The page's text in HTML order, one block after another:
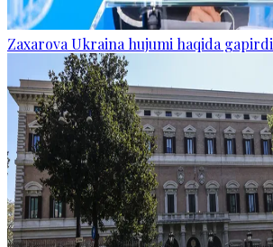
Zaxarova Ukraina hujumi haqida gapirdi